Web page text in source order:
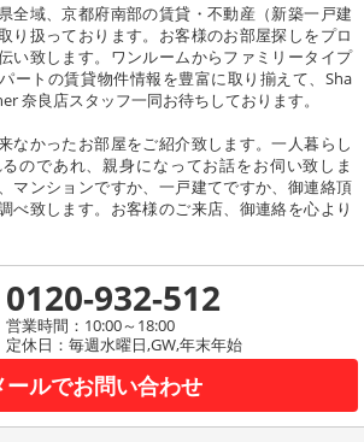
全域、京都府南部の賃貸・不動産（新築一戸建
り扱っております。お客様のお部屋探しをプロ
い致します。ワンルームからファミリータイプ
ートの賃貸物件情報を豊富に取り揃えて、Sha
奈良店スタッフ一同お待ちしております。
なかったお部屋をご紹介致します。一人暮らし
のであれ、親身になってお話をお伺い致しま
マンションですか、一戸建てですか、御連絡頂
べ致します。お客様のご来店、御連絡を心より
0120-932-512
営業時間：10:00～18:00
定休日：毎週水曜日,GW,年末年始
ールでお問い合わせ